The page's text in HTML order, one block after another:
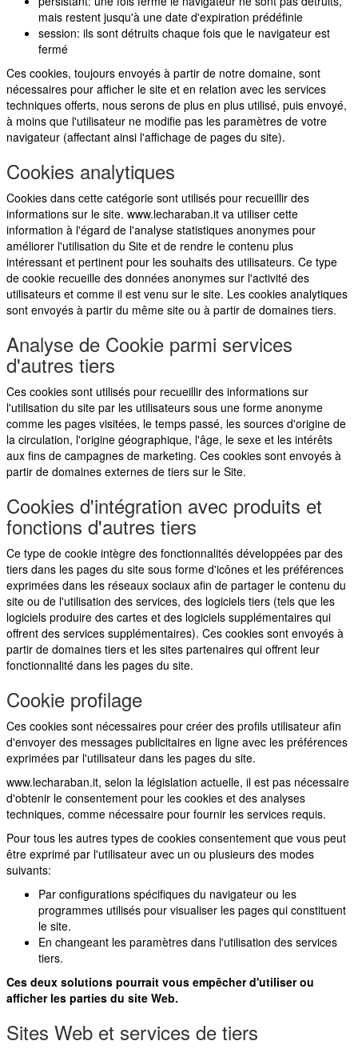
mais restent jusqu'à une date d'expiration prédéfinie
session: ils sont détruits chaque fois que le navigateur est
fermé
Ces cookies, toujours envoyés à partir de notre domaine, sont
nécessaires pour afficher le site et en relation avec les services
techniques offerts, nous serons de plus en plus utilisé, puis envoyé,
à moins que l'utilisateur ne modifie pas les paramètres de votre
navigateur (affectant ainsi l'affichage de pages du site).
Cookies analytiques
Cookies dans cette catégorie sont utilisés pour recueillir des
informations sur le site. www.lecharaban.it va utiliser cette
information à l'égard de l'analyse statistiques anonymes pour
améliorer l'utilisation du Site et de rendre le contenu plus
intéressant et pertinent pour les souhaits des utilisateurs. Ce type
de cookie recueille des données anonymes sur l'activité des
utilisateurs et comme il est venu sur le site. Les cookies analytiques
sont envoyés à partir du même site ou à partir de domaines tiers.
Analyse de Cookie parmi services
d'autres tiers
Ces cookies sont utilisés pour recueillir des informations sur
l'utilisation du site par les utilisateurs sous une forme anonyme
comme les pages visitées, le temps passé, les sources d'origine de
la circulation, l'origine géographique, l'âge, le sexe et les intérêts
aux fins de campagnes de marketing. Ces cookies sont envoyés à
partir de domaines externes de tiers sur le Site.
Cookies d'intégration avec produits et
fonctions d'autres tiers
Ce type de cookie intègre des fonctionnalités développées par des
tiers dans les pages du site sous forme d'icônes et les préférences
exprimées dans les réseaux sociaux afin de partager le contenu du
site ou de l'utilisation des services, des logiciels tiers (tels que les
logiciels produire des cartes et des logiciels supplémentaires qui
offrent des services supplémentaires). Ces cookies sont envoyés à
partir de domaines tiers et les sites partenaires qui offrent leur
fonctionnalité dans les pages du site.
Cookie profilage
Ces cookies sont nécessaires pour créer des profils utilisateur afin
d'envoyer des messages publicitaires en ligne avec les préférences
exprimées par l'utilisateur dans les pages du site.
www.lecharaban.it, selon la législation actuelle, il est pas nécessaire
d'obtenir le consentement pour les cookies et des analyses
techniques, comme nécessaire pour fournir les services requis.
Pour tous les autres types de cookies consentement que vous peut
être exprimé par l'utilisateur avec un ou plusieurs des modes
suivants:
Par configurations spécifiques du navigateur ou les
programmes utilisés pour visualiser les pages qui constituent
le site.
En changeant les paramètres dans l'utilisation des services
tiers.
Ces deux solutions pourrait vous empêcher d'utiliser ou
afficher les parties du site Web.
Sites Web et services de tiers